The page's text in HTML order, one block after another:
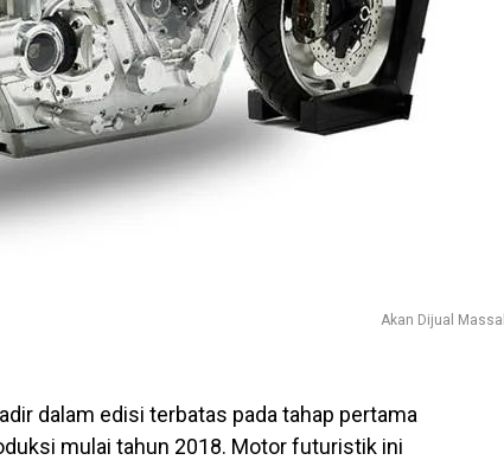
Akan Dijual Massal
dalam edisi terbatas pada tahap pertama
mulai tahun 2018. Motor futuristik ini